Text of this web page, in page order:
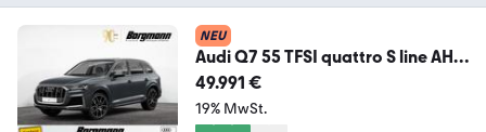
NEU
Audi Q7 55 TFSI quattro S line AHK
PANO LED B&O ACC
49.991 €
19% MwSt.